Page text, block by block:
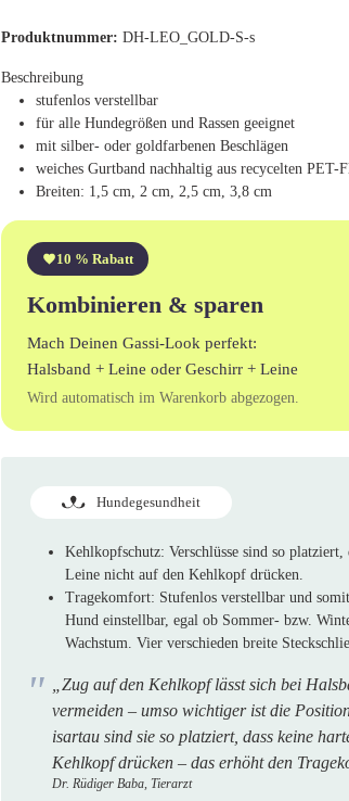
Produktnummer: DH-LEO_GOLD-S-s
Beschreibung
stufenlos verstellbar
für alle Hundegrößen und Rassen geeignet
mit silber- oder goldfarbenen Beschlägen
weiches Gurtband nachhaltig aus recycelten PET-
Breiten: 1,5 cm, 2 cm, 2,5 cm, 3,8 cm
10 % Rabatt
Kombinieren & sparen
Mach Deinen Gassi-Look perfekt:
Halsband + Leine oder Geschirr + Leine
Wird automatisch im Warenkorb abgezogen.
Hundegesundheit
Kehlkopfschutz: Verschlüsse sind so
Leine nicht auf den Kehlkopf drücken.
Tragekomfort: Stufenlos verstellbar und
Hund einstellbar, egal ob Sommer- bzw.
Wachstum. Vier verschieden breite
„Zug auf den Kehlkopf lässt sich bei
vermeiden – umso wichtiger ist die
isartau sind sie so platziert, dass keine
Kehlkopf drücken – das erhöht den
Dr. Rüdiger Baba, Tierarzt